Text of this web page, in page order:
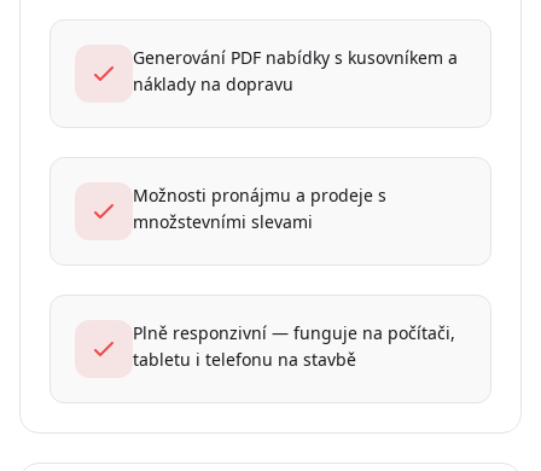
Generování PDF nabídky s kusovníkem a
náklady na dopravu
Možnosti pronájmu a prodeje s
množstevními slevami
Plně responzivní — funguje na počítači,
tabletu i telefonu na stavbě